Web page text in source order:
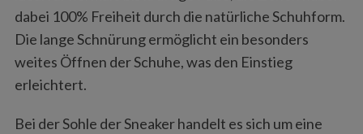
dabei 100% Freiheit durch die natürliche Schuhform.
Die lange Schnürung ermöglicht ein besonders
weites Öffnen der Schuhe, was den Einstieg
erleichtert.
Bei der Sohle der Sneaker handelt es sich um eine